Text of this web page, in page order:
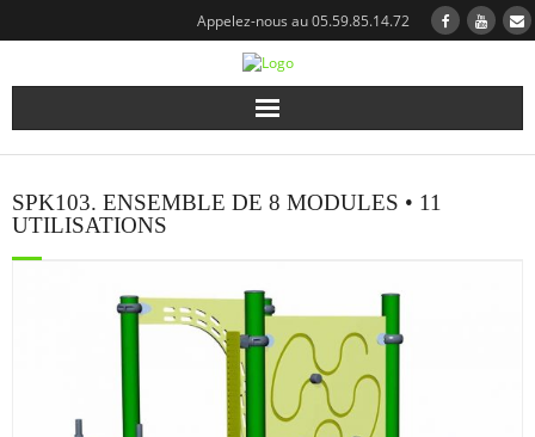
Appelez-nous au 05.59.85.14.72
Qui sommes-nous?
Notre expertise
Nos modules
SPK103. ENSEMBLE DE 8 MODULES • 11
UTILISATIONS